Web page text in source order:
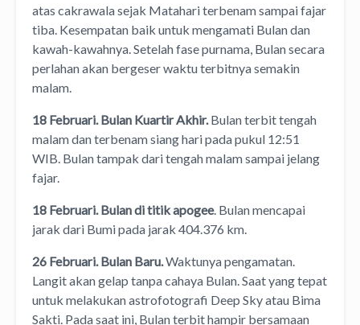
atas cakrawala sejak Matahari terbenam sampai fajar
tiba. Kesempatan baik untuk mengamati Bulan dan
kawah-kawahnya. Setelah fase purnama, Bulan secara
perlahan akan bergeser waktu terbitnya semakin
malam.
18 Februari. Bulan Kuartir Akhir.Bulan terbit tengah
malam dan terbenam siang hari pada pukul 12:51
WIB. Bulan tampak dari tengah malam sampai jelang
fajar.
18 Februari. Bulan di titik apogee. Bulan mencapai
jarak dari Bumi pada jarak 404.376 km.
26 Februari. Bulan Baru.Waktunya pengamatan.
Langit akan gelap tanpa cahaya Bulan. Saat yang tepat
untuk melakukan astrofotografi Deep Sky atau Bima
Sakti. Pada saat ini, Bulan terbit hampir bersamaan